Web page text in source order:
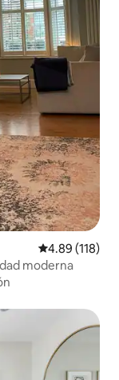
Calificación
4.89 (118)
moderna